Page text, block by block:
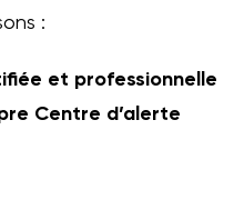
:
et professionnelle
Centre d’alerte